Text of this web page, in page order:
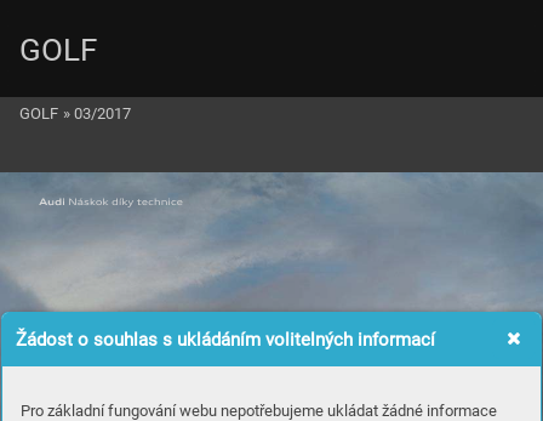
Žádost o souhlas s ukládáním volitelných informací
Pro základní fungování webu nepotřebujeme ukládat žádné informace
GOLF
GOLF » 03/2017